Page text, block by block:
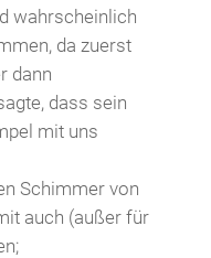
wahrscheinlich
da zuerst
dann
dass sein
mit uns
Schimmer von
auch (außer für